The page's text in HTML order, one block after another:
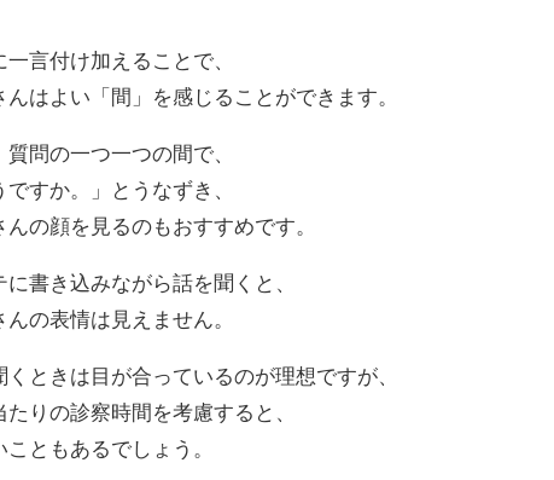
一言付け加えることで、
んはよい「間」を感じることができます。
質問の一つ一つの間で、
ですか。」とうなずき、
んの顔を見るのもおすすめです。
に書き込みながら話を聞くと、
んの表情は見えません。
くときは目が合っているのが理想ですが、
たりの診察時間を考慮すると、
こともあるでしょう。